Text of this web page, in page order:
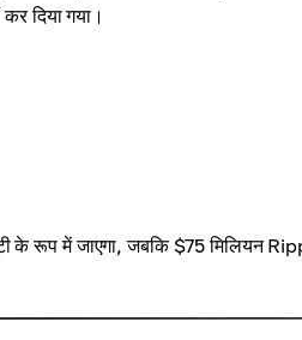
दिया गया।
के रूप में जाएगा, जबकि $75 मिलियन